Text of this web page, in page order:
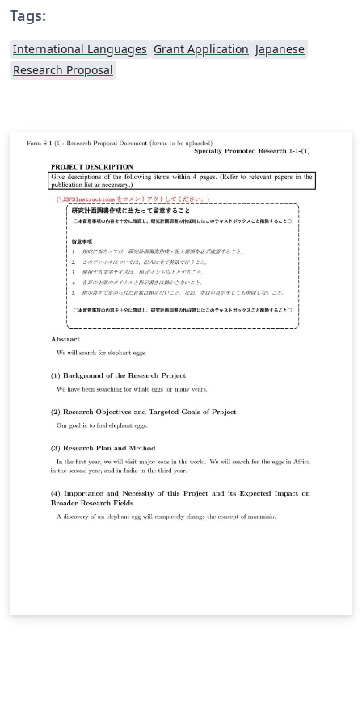
Tags:
International Languages Grant Application Japanese
Research Proposal